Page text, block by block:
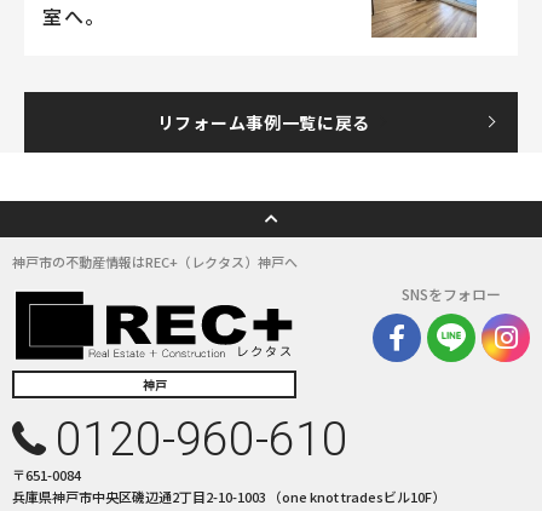
室へ。
リフォーム事例一覧に戻る
神戸市の不動産情報はREC+（レクタス）神戸へ
神戸
SNSをフォロー
0120-960-610
〒651-0084
兵庫県神戸市中央区磯辺通2丁目2-10-1003 （one knot tradesビル10F）